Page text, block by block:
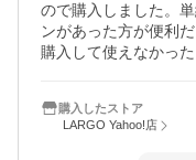
ので購入しました。
ンがあった方が便利
購入して使えなかっ
購入したストア
LARGO Yahoo!店